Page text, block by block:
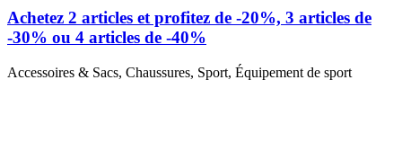
Achetez 2 articles et profitez de -20%, 3 articles de
-30% ou 4 articles de -40%
Accessoires & Sacs, Chaussures, Sport, Équipement de sport